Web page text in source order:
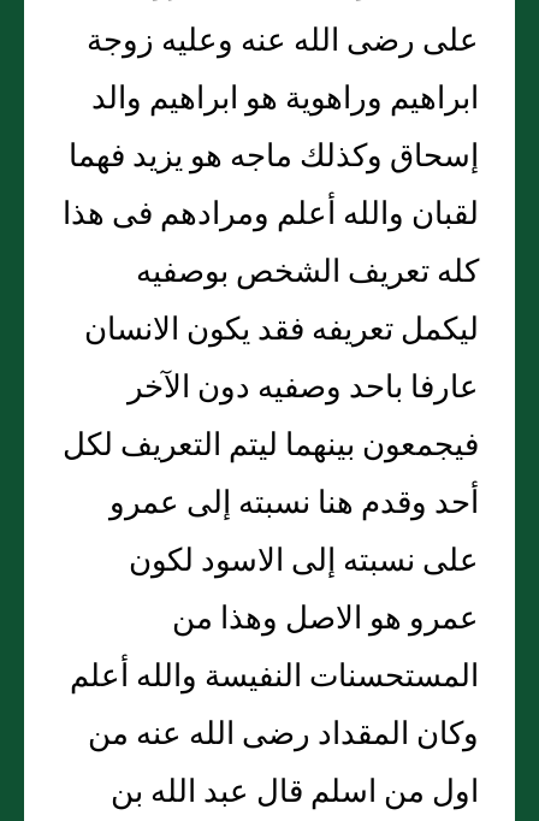
على رضى الله عنه وعليه زوجة
ابراهيم وراهوية هو ابراهيم والد
إسحاق وكذلك ماجه هو يزيد فهما
لقبان والله أعلم ومرادهم فى هذا
كله تعريف الشخص بوصفيه
ليكمل تعريفه فقد يكون الانسان
عارفا باحد وصفيه دون الآخر
فيجمعون بينهما ليتم التعريف لكل
أحد وقدم هنا نسبته إلى عمرو
على نسبته إلى الاسود لكون
عمرو هو الاصل وهذا من
المستحسنات النفيسة والله أعلم
وكان المقداد رضى الله عنه من
اول من اسلم قال عبد الله بن